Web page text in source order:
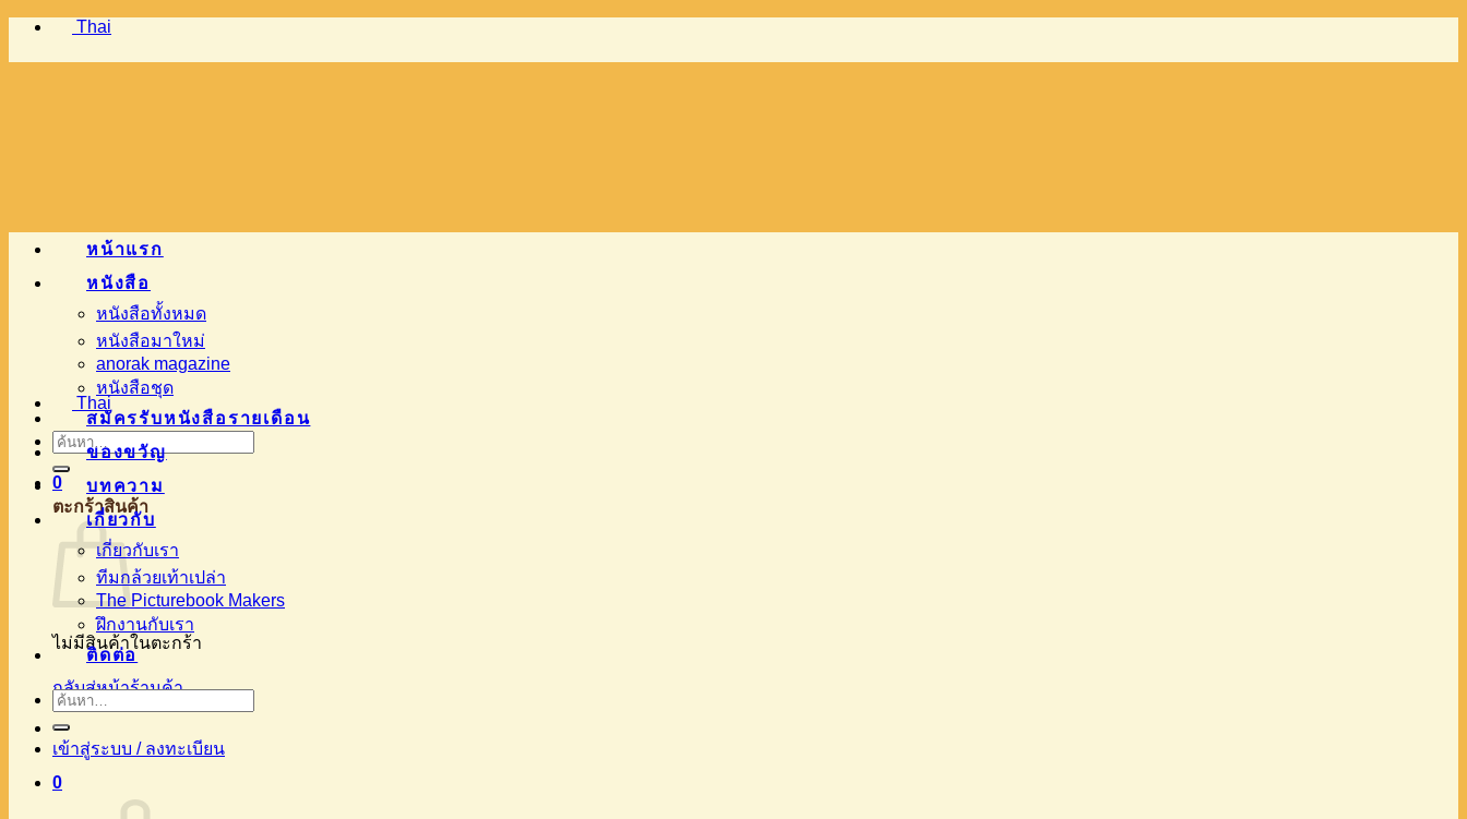
ข้าม
Thai
Thai
ค้นหา:
0
ตะกร้าสินค้า
ไม่มีสินค้าในตะกร้า
กลับสู่หน้าร้านค้า
หน้าแรก
หนังสือ
หนังสือทั้งหมด
หนังสือมาใหม่
anorak magazine
หนังสือชุด
สมัครรับหนังสือรายเดือน
ของขวัญ
บทความ
เกี่ยวกับ
เกี่ยวกับเรา
ทีมกล้วยเท้าเปล่า
The Picturebook Makers
ฝึกงานกับเรา
ติดต่อ
ค้นหา:
เข้าสู่ระบบ / ลงทะเบียน
0